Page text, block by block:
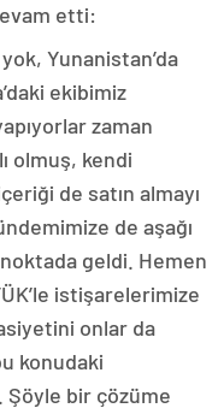
etti:
Yunanistan’da
ekibimiz
zaman
olmuş, kendi
de satın almayı
de aşağı
geldi. Hemen
istişarelerimize
onlar da
konudaki
bir çözüme